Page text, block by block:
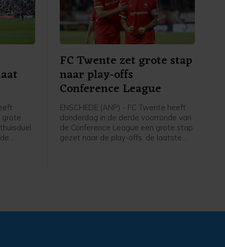
grote
FC Twente zet grote stap
naar play-offs
Conference League
ENSCHEDE (ANP) - FC Twente heeft
donderdag in de derde voorronde van
de Conference League een grote stap
gezet naar de play-offs, de laatste